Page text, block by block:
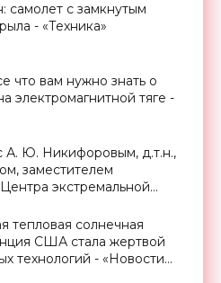
самолет с замкнутым
- «Техника»
что вам нужно знать о
электромагнитной тяге -
А. Ю. Никифоровым, д.т.н.,
заместителем
экстремальной
тепловая солнечная
США стала жертвой
технологий - «Новости